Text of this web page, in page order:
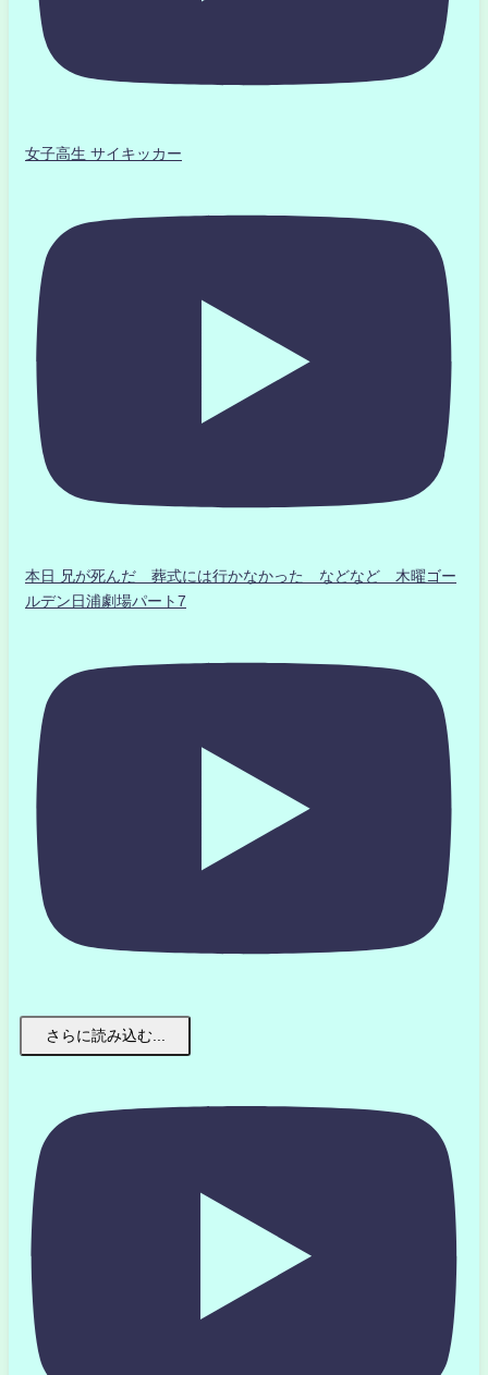
女子高生 サイキッカー
本日 兄が死んだ 葬式には行かなかった などなど 木曜ゴー
ルデン日浦劇場パート7
さらに読み込む...